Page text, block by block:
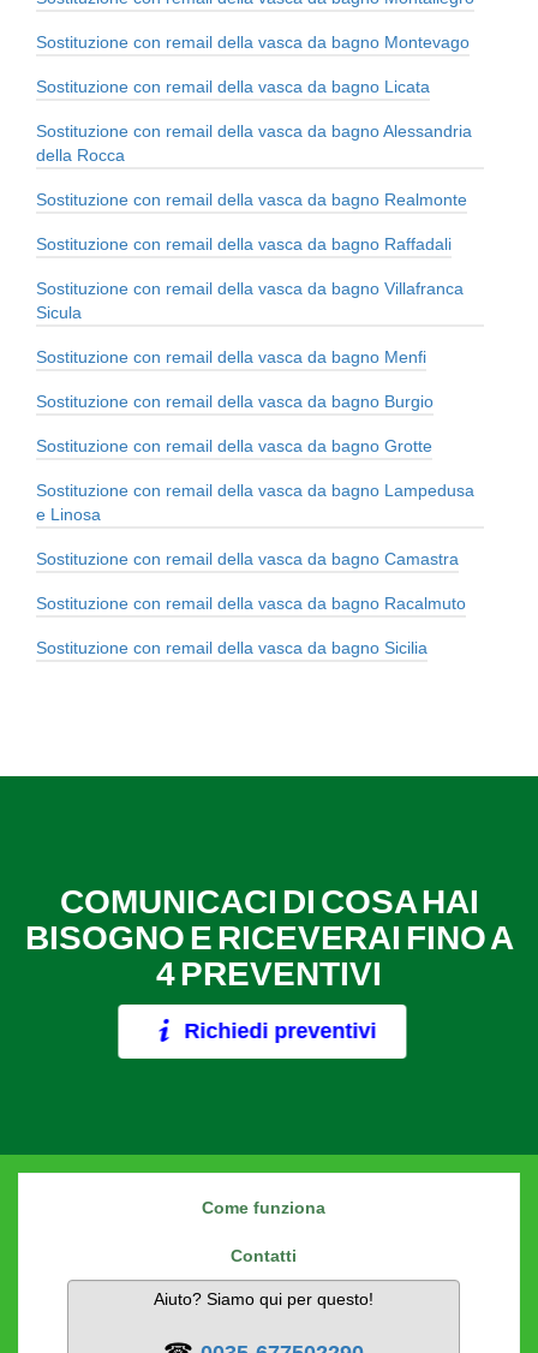
Sostituzione con remail della vasca da bagno Montevago
Sostituzione con remail della vasca da bagno Licata
Sostituzione con remail della vasca da bagno Alessandria
della Rocca
Sostituzione con remail della vasca da bagno Realmonte
Sostituzione con remail della vasca da bagno Raffadali
Sostituzione con remail della vasca da bagno Villafranca
Sicula
Sostituzione con remail della vasca da bagno Menfi
Sostituzione con remail della vasca da bagno Burgio
Sostituzione con remail della vasca da bagno Grotte
Sostituzione con remail della vasca da bagno Lampedusa
e Linosa
Sostituzione con remail della vasca da bagno Camastra
Sostituzione con remail della vasca da bagno Racalmuto
Sostituzione con remail della vasca da bagno Sicilia
COMUNICACI DI COSA HAI
BISOGNO E RICEVERAI FINO A
4 PREVENTIVI
Richiedi preventivi
Come funziona
Contatti
Aiuto? Siamo qui per questo!